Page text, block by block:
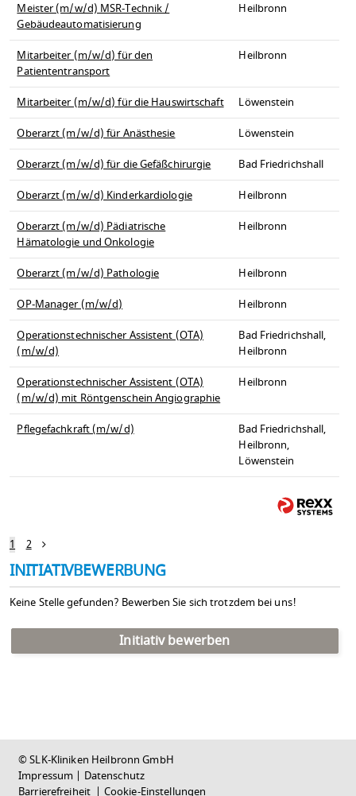
Meister (m/w/d) MSR-Technik /
Gebäudeautomatisierung
Heilbronn
Mitarbeiter (m/w/d) für den
Patiententransport
Heilbronn
Mitarbeiter (m/w/d) für die Hauswirtschaft
Löwenstein
Oberarzt (m/w/d) für Anästhesie
Löwenstein
Oberarzt (m/w/d) für die Gefäßchirurgie
Bad Friedrichshall
Oberarzt (m/w/d) Kinderkardiologie
Heilbronn
Oberarzt (m/w/d) Pädiatrische
Hämatologie und Onkologie
Heilbronn
Oberarzt (m/w/d) Pathologie
Heilbronn
OP-Manager (m/w/d)
Heilbronn
Operationstechnischer Assistent (OTA)
(m/w/d)
Bad Friedrichshall,
Heilbronn
Operationstechnischer Assistent (OTA)
(m/w/d) mit Röntgenschein Angiographie
Heilbronn
Pflegefachkraft (m/w/d)
Bad Friedrichshall,
Heilbronn,
Löwenstein
1 2
INITIATIVBEWERBUNG
Keine Stelle gefunden? Bewerben Sie sich trotzdem bei uns!
Initiativ bewerben
© SLK-Kliniken Heilbronn GmbH
Impressum | Datenschutz
Barrierefreiheit | Cookie-Einstellungen